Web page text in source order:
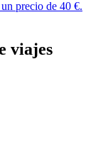
precio de 40 €.
viajes